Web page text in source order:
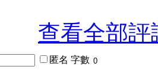
查看全部評
匿名 字數